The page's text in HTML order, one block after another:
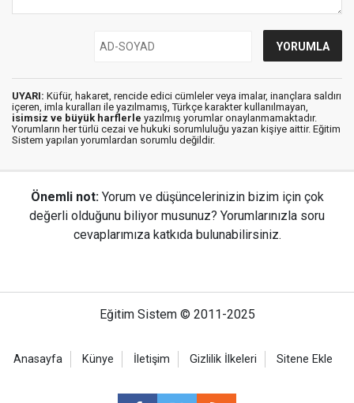
UYARI: Küfür, hakaret, rencide edici cümleler veya imalar, inançlara saldırı
içeren, imla kuralları ile yazılmamış, Türkçe karakter kullanılmayan,
isimsiz ve büyük harflerle yazılmış yorumlar onaylanmamaktadır.
Yorumların her türlü cezai ve hukuki sorumluluğu yazan kişiye aittir. Eğitim
Sistem yapılan yorumlardan sorumlu değildir.
Önemli not: Yorum ve düşüncelerinizin bizim için çok
değerli olduğunu biliyor musunuz? Yorumlarınızla soru
cevaplarımıza katkıda bulunabilirsiniz.
Eğitim Sistem © 2011-2025
Anasayfa Künye İletişim Gizlilik İlkeleri Sitene Ekle